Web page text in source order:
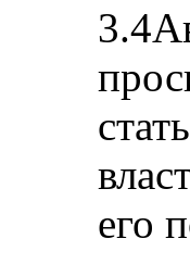
его